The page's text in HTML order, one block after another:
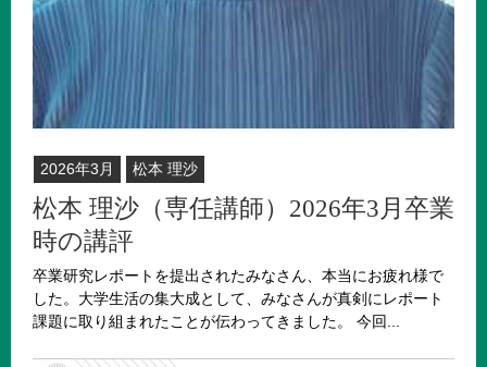
2026年3月 松本 理沙
松本 理沙（専任講師）2026年3月卒業
時の講評
卒業研究レポートを提出されたみなさん、本当にお疲れ様で
した。大学生活の集大成として、みなさんが真剣にレポート
課題に取り組まれたことが伝わってきました。 今回...